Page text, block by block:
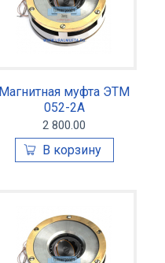
Магнитная муфта ЭТМ
052-2А
2 800.00